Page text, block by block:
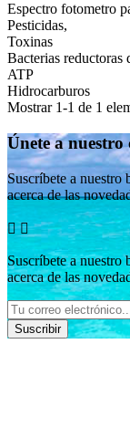
Espectro fotometro
Pesticidas,
Toxinas
Bacterias reductoras
ATP
Hidrocarburos
Mostrar 1-1 de 1
Únete a nuestro
Suscríbete a
acerca de las
 
Suscríbete a
acerca de las
Suscribir